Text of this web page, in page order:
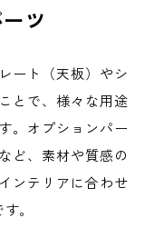
ツ
ート（天板）やシ
とで、様々な用途
。オプションパー
ど、素材や質感の
ンテリアに合わせ
。